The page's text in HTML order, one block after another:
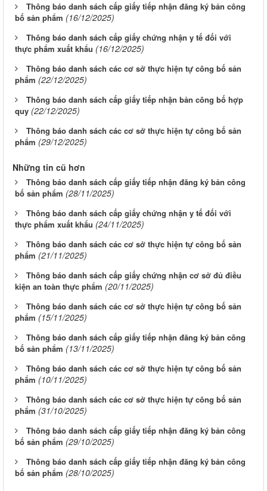
Thông báo danh sách cấp giấy tiếp nhận đăng ký bản công
bố sản phẩm (16/12/2025)
Thông báo danh sách cấp giấy chứng nhận y tế đối với
thực phẩm xuất khẩu (16/12/2025)
Thông báo danh sách các cơ sở thực hiện tự công bố sản
phẩm (22/12/2025)
Thông báo danh sách cấp giấy tiếp nhận bản công bố hợp
quy (22/12/2025)
Thông báo danh sách các cơ sở thực hiện tự công bố sản
phẩm (29/12/2025)
Những tin cũ hơn
Thông báo danh sách cấp giấy tiếp nhận đăng ký bản công
bố sản phẩm (28/11/2025)
Thông báo danh sách cấp giấy chứng nhận y tế đối với
thực phẩm xuất khẩu (24/11/2025)
Thông báo danh sách các cơ sở thực hiện tự công bố sản
phẩm (21/11/2025)
Thông báo danh sách cấp giấy chứng nhận cơ sở đủ điều
kiện an toàn thực phẩm (20/11/2025)
Thông báo danh sách các cơ sở thực hiện tự công bố sản
phẩm (15/11/2025)
Thông báo danh sách cấp giấy tiếp nhận đăng ký bản công
bố sản phẩm (13/11/2025)
Thông báo danh sách các cơ sở thực hiện tự công bố sản
phẩm (10/11/2025)
Thông báo danh sách các cơ sở thực hiện tự công bố sản
phẩm (31/10/2025)
Thông báo danh sách cấp giấy tiếp nhận đăng ký bản công
bố sản phẩm (29/10/2025)
Thông báo danh sách cấp giấy tiếp nhận đăng ký bản công
bố sản phẩm (28/10/2025)